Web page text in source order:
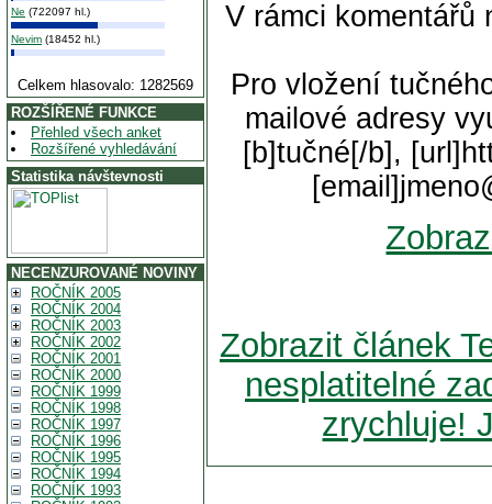
Ne (722097 hl.)
Nevim (18452 hl.)
Celkem hlasovalo: 1282569
ROZŠÍŘENÉ FUNKCE
Přehled všech anket
Rozšířené vyhledávání
Statistika návštevnosti
NECENZUROVANÉ NOVINY
ROČNÍK 2005
ROČNÍK 2004
ROČNÍK 2003
ROČNÍK 2002
ROČNÍK 2001
ROČNÍK 2000
ROČNÍK 1999
ROČNÍK 1998
ROČNÍK 1997
ROČNÍK 1996
ROČNÍK 1995
ROČNÍK 1994
ROČNÍK 1993
V rámci komentářů
Pro vložení
mailové adresy
[b]tučné[/b],
Zobrazit článek
nesplatitelné
zrychluje!